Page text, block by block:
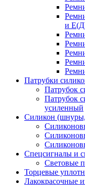
и
Патрубки
Патрубок
Патрубок
усиленный
Силикон
Спецсигналы и
Световые
Торцевые
Лакокрасочные